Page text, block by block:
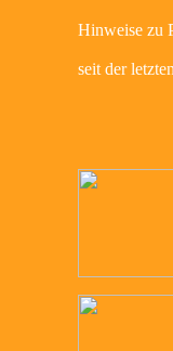
Hinweise zu
seit der